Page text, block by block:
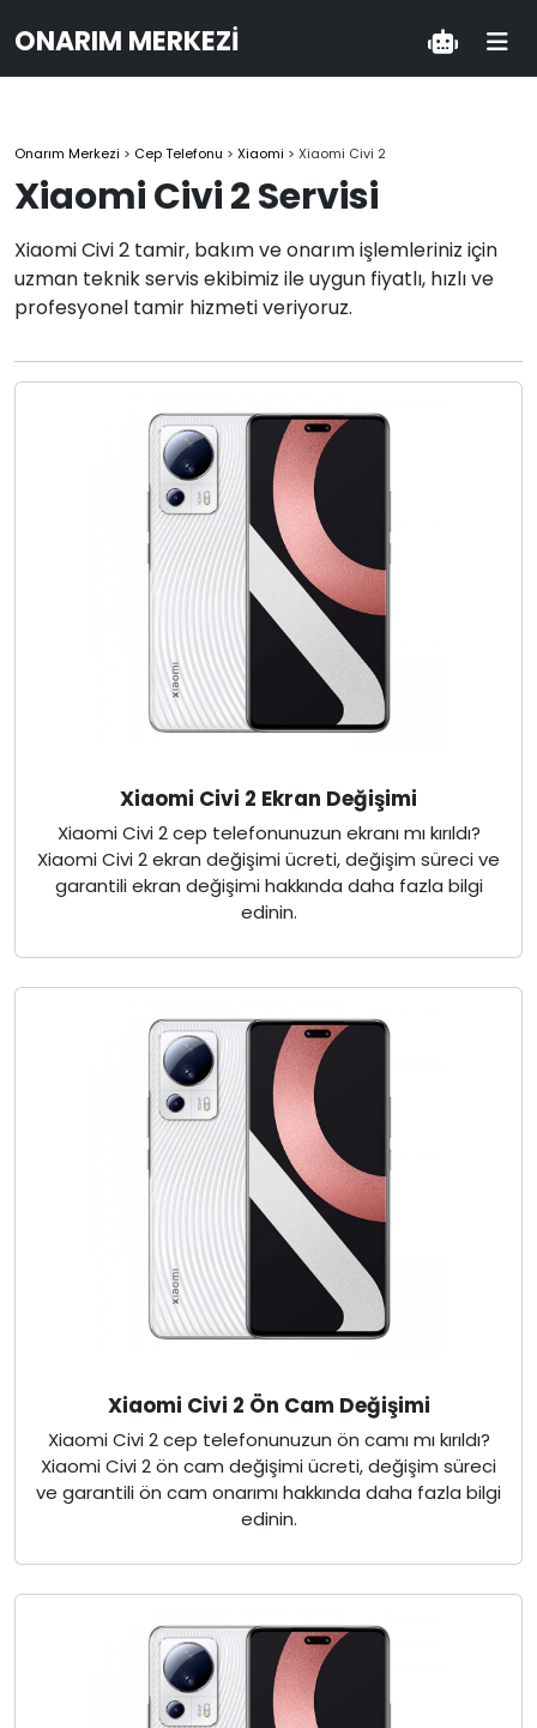
ONARIM MERKEZI
Onarım Merkezi > Cep Telefonu > Xiaomi > Xiaomi Civi 2
Xiaomi Civi 2 Servisi
Xiaomi Civi 2 tamir, bakım ve onarım işlemleriniz için
uzman teknik servis ekibimiz ile uygun fiyatlı, hızlı ve
profesyonel tamir hizmeti veriyoruz.
Xiaomi Civi 2 Ekran Değişimi
Xiaomi Civi 2 cep telefonunuzun ekranı mı kırıldı?
Xiaomi Civi 2 ekran değişimi ücreti, değişim süreci ve
garantili ekran değişimi hakkında daha fazla bilgi
edinin.
Xiaomi Civi 2 Ön Cam Değişimi
Xiaomi Civi 2 cep telefonunuzun ön camı mı kırıldı?
Xiaomi Civi 2 ön cam değişimi ücreti, değişim süreci
ve garantili ön cam onarımı hakkında daha fazla bilgi
edinin.